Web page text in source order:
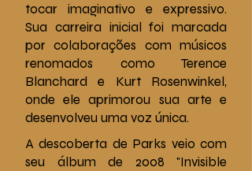
tocar imaginativo e expressivo.
Sua carreira inicial foi marcada
por colaborações com músicos
renomados como Terence
Blanchard e Kurt Rosenwinkel,
onde ele aprimorou sua arte e
desenvolveu uma voz única.
A descoberta de Parks veio com
seu álbum de 2008 "Invisible